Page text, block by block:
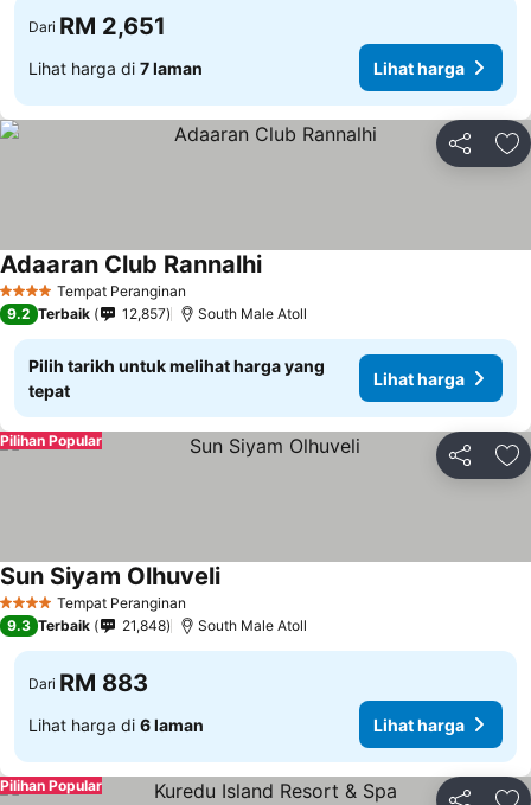
Dari RM 2,651
Lihat harga di 7 laman Lihat harga
Kongsi
4 BintangTempat Peranginan
Adaaran Club Rannalhi
9.2 Terbaik 12,857 South Male Atoll
Pilih tarikh untuk melihat harga yang
tepat
Lihat harga
Kongsi
Pilihan Popular
4 BintangTempat Peranginan
Sun Siyam Olhuveli
9.3 Terbaik 21,848 South Male Atoll
Dari RM 883
Lihat harga di 6 laman Lihat harga
Pilihan Popular